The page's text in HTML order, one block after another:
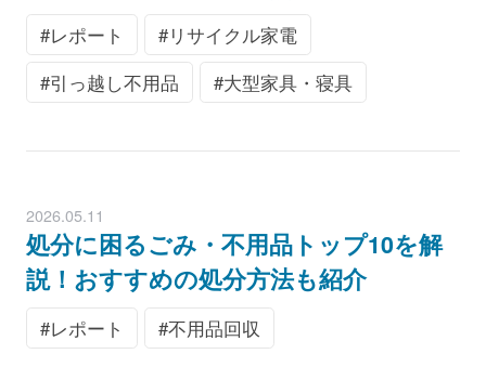
レポート
リサイクル家電
引っ越し不用品
大型家具・寝具
2026.05.11
処分に困るごみ・不用品トップ10を解
説！おすすめの処分方法も紹介
レポート 不用品回収